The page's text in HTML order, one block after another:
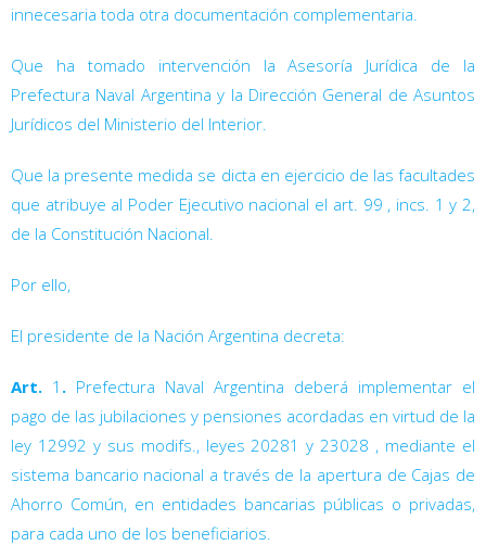
innecesaria toda otra documentación complementaria.
Que ha tomado intervención la Asesoría Jurídica de la
Prefectura Naval Argentina y la Dirección General de Asuntos
Jurídicos del Ministerio del Interior.
Que la presente medida se dicta en ejercicio de las facultades
que atribuye al Poder Ejecutivo nacional el art. 99 , incs. 1 y 2,
de la Constitución Nacional.
Por ello,
El presidente de la Nación Argentina decreta:
Art. 1 . Prefectura Naval Argentina deberá implementar el
pago de las jubilaciones y pensiones acordadas en virtud de la
ley 12992 y sus modifs., leyes 20281y 23028 , mediante el
sistema bancario nacional a través de la apertura de Cajas de
Ahorro Común, en entidades bancarias públicas o privadas,
para cada uno de los beneficiarios.